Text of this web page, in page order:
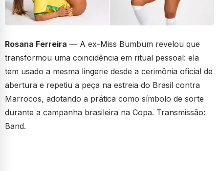
Rosana Ferreira — A ex-Miss Bumbum revelou que
transformou uma coincidência em ritual pessoal: ela
tem usado a mesma lingerie desde a cerimônia oficial de
abertura e repetiu a peça na estreia do Brasil contra
Marrocos, adotando a prática como símbolo de sorte
durante a campanha brasileira na Copa. Transmissão:
Band.